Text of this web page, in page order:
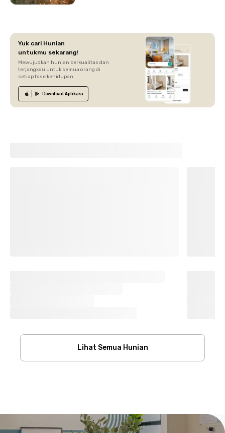
Yuk cari Hunian
untukmu sekarang!
Mewujudkan hunian berkualitas dan
terjangkau untuk semua orang di
setiap fase kehidupan.
Download Aplikasi
Lihat Semua Hunian